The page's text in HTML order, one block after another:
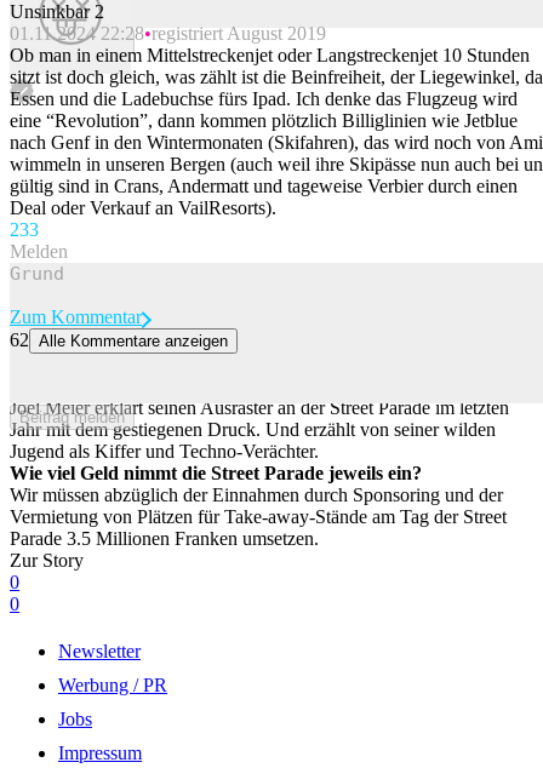
Beitrag melden
Unsinkbar 2
01.11.2024 22:28 registriert August 2019
Ob man in einem Mittelstreckenjet oder Langstreckenjet 10 Stunden
sitzt ist doch gleich, was zählt ist die Beinfreiheit, der Liegewinkel,
Essen und die Ladebuchse fürs Ipad. Ich denke das Flugzeug wird
eine “Revolution”, dann kommen plötzlich Billiglinien wie Jetblue
nach Genf in den Wintermonaten (Skifahren), das wird noch von
wimmeln in unseren Bergen (auch weil ihre Skipässe nun auch bei
gültig sind in Crans, Andermatt und tageweise Verbier durch einen
Deal oder Verkauf an VailResorts).
233
Melden
Beitrag melden
Zum Kommentar
62 Alle Kommentare anzeigen
Joel Meier erklärt seinen Ausraster an der Street Parade im letzten
Jahr mit dem gestiegenen Druck. Und erzählt von seiner wilden
Jugend als Kiffer und Techno-Verächter.
Wie viel Geld nimmt die Street Parade jeweils ein?
Wir müssen abzüglich der Einnahmen durch Sponsoring und der
Vermietung von Plätzen für Take-away-Stände am Tag der Street
Parade 3.5 Millionen Franken umsetzen.
Zur Story
0
0
Newsletter
Werbung / PR
Jobs
Impressum